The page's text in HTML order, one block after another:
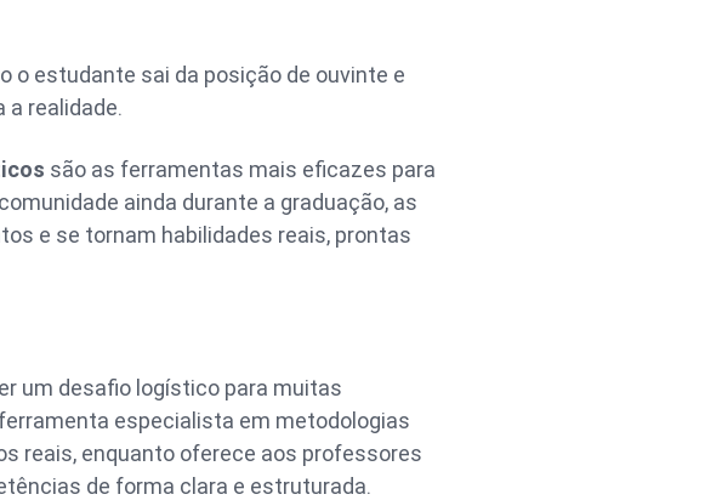
o estudante sai da posição de ouvinte e
a realidade.
são as ferramentas mais eficazes para
ainda durante a graduação, as
e se tornam habilidades reais, prontas
um desafio logístico para muitas
especialista em metodologias
reais, enquanto oferece aos professores
de forma clara e estruturada.